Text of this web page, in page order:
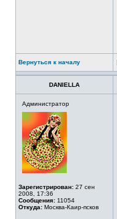
Вернуться к началу
DANIELLA
Администратор
Зарегистрирован: 27 сен
2008, 17:36
Сообщения: 11054
Откуда: Москва-Каир-псков